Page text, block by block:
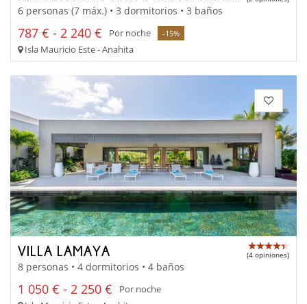
6 personas (7 máx.) • 3 dormitorios • 3 baños
787 € - 2 240 € Por noche -15%
Isla Mauricio Este - Anahita
VILLA LAMAYA (4 opiniones)
8 personas • 4 dormitorios • 4 baños
1 050 € - 2 250 €
Por noche